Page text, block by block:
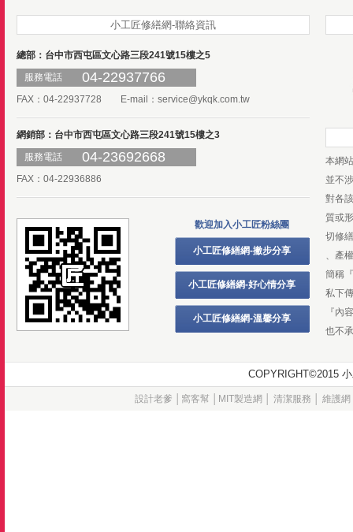
小工匠修繕網-聯絡資訊
總部：台中市西屯區文心路三段241號15樓之5
服務電話
04-22937766
FAX：04-22937728 E-mail： service@ykqk.com.tw
網銷部：台中市西屯區文心路三段241號15樓之3
服務電話
04-23692668
FAX：04-22936886
歡迎加入小工匠粉絲團
小工匠修繕網-撇步分享
小工匠修繕網-好心情分享
小工匠修繕網-溫馨分享
本網
並不
對各
質或
切修
、產
簡稱
私下
『內
也不
設計老爹 窩客幫│ MIT製造網 清潔服務 維護網